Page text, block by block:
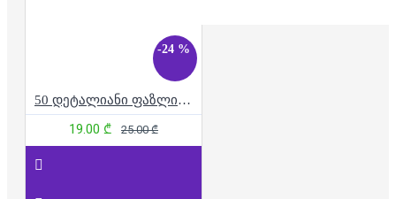
-24 %
50 დეტალიანი ფაზლი - მოთამაშე ძაღლები
19.00 ₾ 25.00 ₾